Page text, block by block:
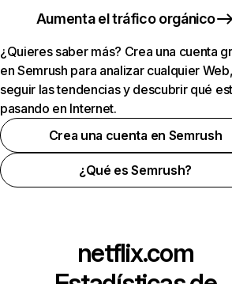
Aumenta el tráfico orgánico
¿Quieres saber más? Crea una cuenta
en Semrush para analizar cualquier
seguir las tendencias y descubrir qué
pasando en Internet.
Crea una cuenta en Semrush
¿Qué es Semrush?
netflix.com